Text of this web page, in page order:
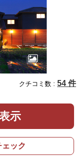
クチコミ数 : 54 件
示
ック